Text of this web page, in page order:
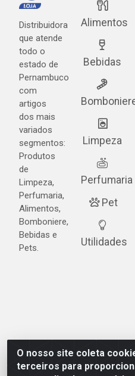
O nosso site coleta
terceiros para
Distribuidora
que atende
todo o
estado de
Pernambuco
com
artigos
dos mais
variados
segmentos:
Produtos
de
Limpeza,
Perfumaria,
Alimentos,
Bomboniere,
Bebidas e
Pets.
Alimentos
Bebidas
Limpeza
Perfumaria
Pet
Utilidades
Cardeal Distribuidora -
do Moura - Caruaru/PE